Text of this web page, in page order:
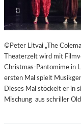
©Peter Litvai „The
Theaterzelt wird mit
Christmas-Pantomime in
ersten Mal spielt
Dieses Mal stöckelt er in
Mischung aus schriller